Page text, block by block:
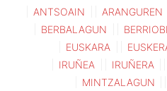
ANTSOAIN ARANGUREN
BERBALAGUN
EUSKARA
IRUÑEA
IRUÑERA
MINTZALAGUN